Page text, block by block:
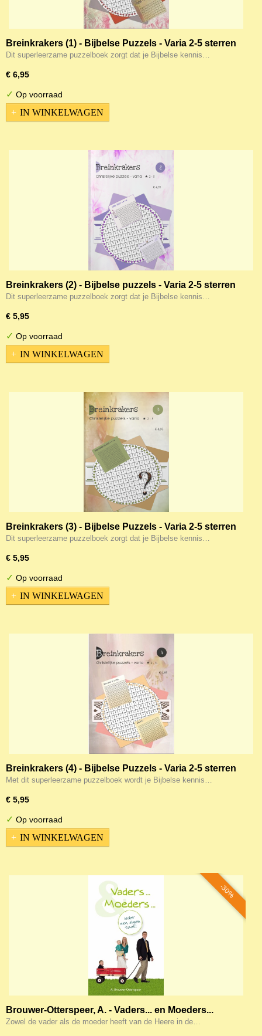
Breinkrakers (1) - Bijbelse Puzzels - Varia 2-5 sterren
Dit superleerzame puzzelboek zorgt dat je Bijbelse kennis…
€ 6,95
✓ Op voorraad
IN WINKELWAGEN
Breinkrakers (2) - Bijbelse puzzels - Varia 2-5 sterren
Dit superleerzame puzzelboek zorgt dat je Bijbelse kennis…
€ 5,95
✓ Op voorraad
IN WINKELWAGEN
Breinkrakers (3) - Bijbelse Puzzels - Varia 2-5 sterren
Dit superleerzame puzzelboek zorgt dat je Bijbelse kennis…
€ 5,95
✓ Op voorraad
IN WINKELWAGEN
Breinkrakers (4) - Bijbelse Puzzels - Varia 2-5 sterren
Met dit superleerzame puzzelboek wordt je Bijbelse kennis…
€ 5,95
✓ Op voorraad
IN WINKELWAGEN
-30%
Brouwer-Otterspeer, A. - Vaders... en Moeders...
Zowel de vader als de moeder heeft van de Heere in de…